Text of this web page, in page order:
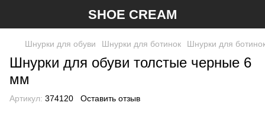
SHOE CREAM
Шнурки для обуви Шнурки для ботинок Шнурки для
Шнурки для обуви толстые черные 6
мм
Артикул: 374120 Оставить отзыв